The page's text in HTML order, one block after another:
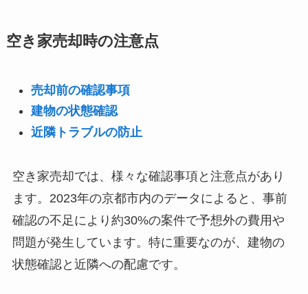
空き家売却時の注意点
売却前の確認事項
建物の状態確認
近隣トラブルの防止
空き家売却では、様々な確認事項と注意点があり
ます。2023年の京都市内のデータによると、事前
確認の不足により約30%の案件で予想外の費用や
問題が発生しています。特に重要なのが、建物の
状態確認と近隣への配慮です。